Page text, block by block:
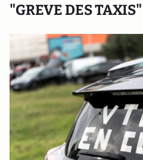
"GREVE DES TAXIS"